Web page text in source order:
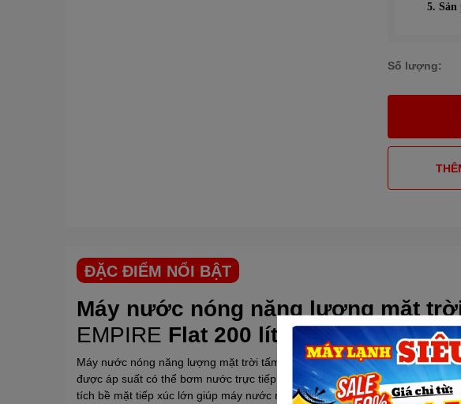
5.
Số lượng:
ĐẶC ĐIỂM NỔI BẬT
Máy nước nóng năng lượng mặt
EMPIRE Flat 200 lít
Máy nước nóng năng lượng mặt trời tấm phẳngEMPIREFlat là dòng sản
được áp suất có thể bơm nước trực tiếp vào bình bảo ôn mà không cần
tích bề mặt tiếp xúc lớn giúp máy nước nóng tấm phẳng Empire Flat làm